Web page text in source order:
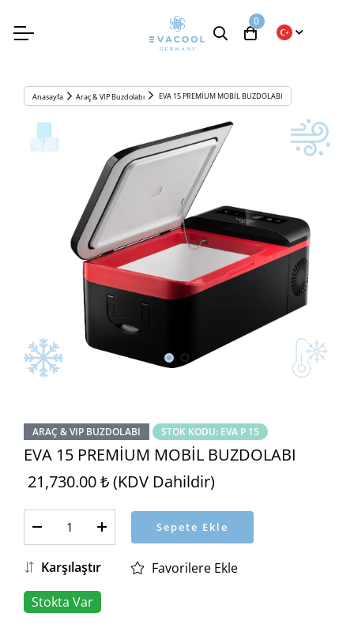
0
Anasayfa Araç & VIP Buzdolabı EVA 15 PREMİUM MOBİL BUZDOLABI
ARAÇ & VIP BUZDOLABI STOK KODU: EVA P 15
EVA 15 PREMİUM MOBİL BUZDOLABI
21,730.00 ₺ (KDV Dahildir)
Sepete Ekle
Karşılaştır
Favorilere Ekle
Stokta Var